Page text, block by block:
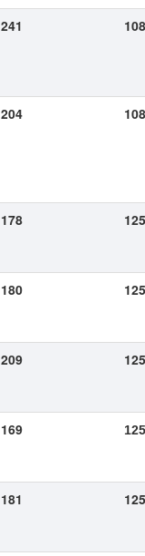
241
204
178
180
209
169
181